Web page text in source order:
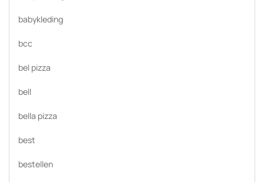
babykleding
bcc
bel pizza
bell
bella pizza
best
bestellen